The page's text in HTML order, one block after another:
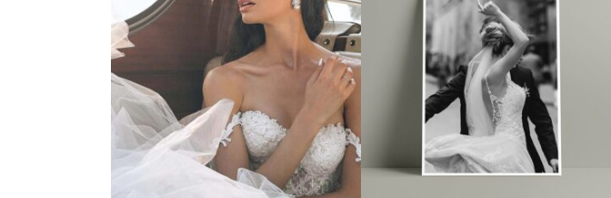
ADD TO CART